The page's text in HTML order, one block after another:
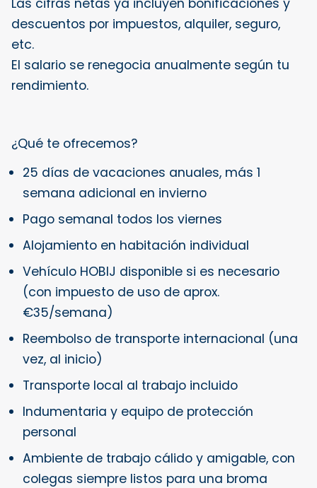
Las cifras netas ya incluyen bonificaciones y
descuentos por impuestos, alquiler, seguro,
etc.
El salario se renegocia anualmente según tu
rendimiento.
¿Qué te ofrecemos?
25 días de vacaciones anuales, más 1
semana adicional en invierno
Pago semanal todos los viernes
Alojamiento en habitación individual
Vehículo HOBIJ disponible si es necesario
(con impuesto de uso de aprox.
€35/semana)
Reembolso de transporte internacional (una
vez, al inicio)
Transporte local al trabajo incluido
Indumentaria y equipo de protección
personal
Ambiente de trabajo cálido y amigable, con
colegas siempre listos para una broma